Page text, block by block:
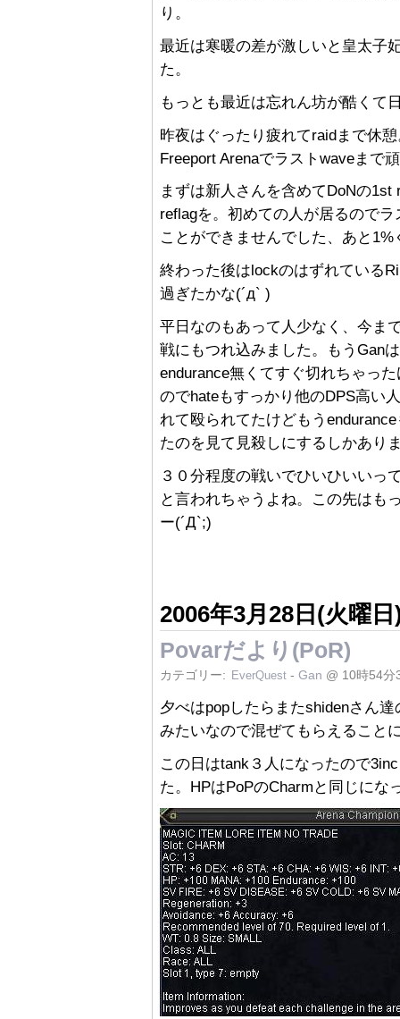
り。
最近は寒暖の差が激しいと皇太子
た。
もっとも最近は忘れん坊が酷くて
昨夜はぐったり疲れてraidまで休
Freeport Arenaでラストwaveまで
まずは新人さんを含めてDoNの
reflagを。初めての人が居るので
ことができませんでした、あと
終わった後はlockのはずれている
過ぎたかな(´д` )
平日なのもあって人少なく、今ま
戦にもつれ込みました。もうGan
endurance無くてすぐ切れちゃっ
のでhateもすっかり他のDPS高い
れて殴られてたけどもう
たのを見て見殺しにするしかあり
３０分程度の戦いでひいひいい
と言われちゃうよね。この先はも
ー(´Д`;)
2006年3月28日(火曜日
Povarだより(PoR)
カテゴリー: EverQuest - Gan @ 10時54分
夕べはpopしたらまたshidenさん
みたいなので混ぜてもらえること
この日はtank３人になったので
た。HPはPoPのCharmと同じにな